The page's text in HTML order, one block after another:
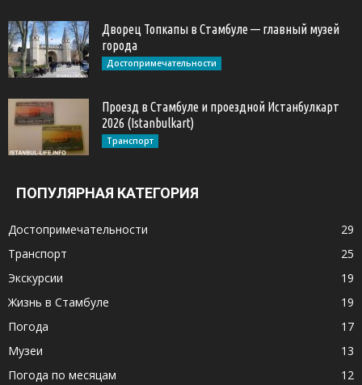
Дворец Топкапы в Стамбуле — главный музей
города
Достопримечательности
Проезд в Стамбуле и проездной Истанбулкарт
2026 (Istanbulkart)
Транспорт
ПОПУЛЯРНАЯ КАТЕГОРИЯ
Достопримечательности
29
Транспорт
25
Экскурсии
19
Жизнь в Стамбуле
19
Погода
17
Музеи
13
Погода по месяцам
12